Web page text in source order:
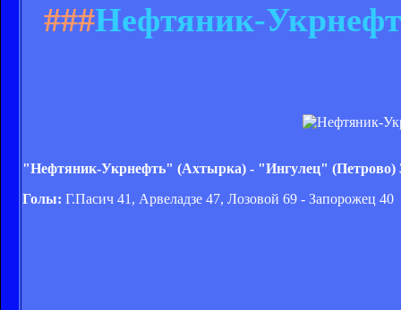
###Нефтяник-
"Нефтяник-Укрнефть" (Ахтырка) - "Ингулец" (Петрово)
Голы: Г.Пасич 41, Арвеладзе 47, Лозовой 69 - Запорожец 40